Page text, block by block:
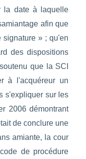
la date à laquelle
afin que
signature » ; qu'en
des dispositions
que la SCI
à l'acquéreur un
s'expliquer sur les
2006 démontrant
de conclure une
amiante, la cour
de procédure